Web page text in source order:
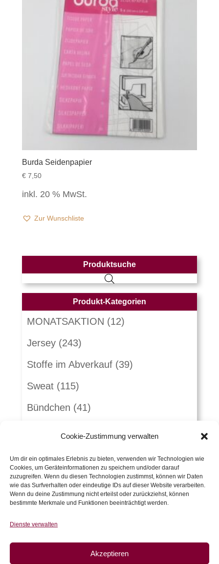
Cookie-Zustimmung verwalten
Um dir ein optimales Erlebnis zu bieten, verwenden wir Technologien wie
Cookies, um Geräteinformationen zu speichern und/oder darauf
zuzugreifen. Wenn du diesen Technologien zustimmst, können wir Daten
wie das Surfverhalten oder eindeutige IDs auf dieser Website verarbeiten.
Wenn du deine Zustimmung nicht erteilst oder zurückziehst, können
bestimmte Merkmale und Funktionen beeinträchtigt werden.
Dienste verwalten
Akzeptieren
Burda Seidenpapier
€7,50
inkl. 20 % MwSt.
Zur Wunschliste
Produktsuche
Produkt-Kategorien
MONATSAKTION (12)
Jersey (243)
Stoffe im Abverkauf (39)
Sweat (115)
Bündchen (41)
Schnürlsamt (5)
Herbst-Winterstoffe (21)
(5)